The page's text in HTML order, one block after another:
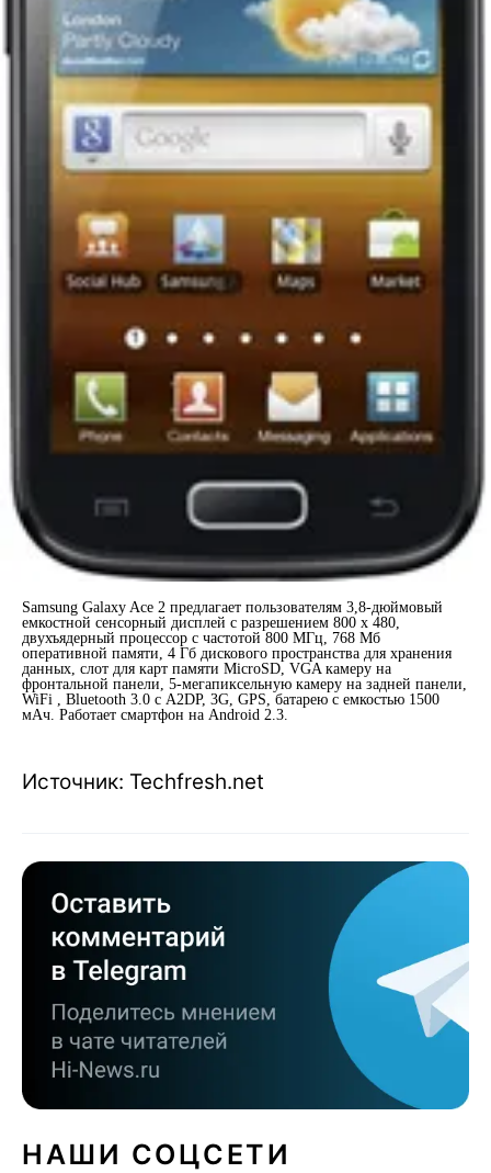
Samsung Galaxy Ace 2 предлагает пользователям 3,8-дюймовый
емкостной сенсорный дисплей с разрешением 800 х 480,
двухъядерный процессор с частотой 800 МГц, 768 Мб
оперативной памяти, 4 Гб дискового пространства для хранения
данных, слот для карт памяти MicroSD, VGA камеру на
фронтальной панели, 5-мегапиксельную камеру на задней панели,
WiFi , Bluetooth 3.0 с A2DP, 3G, GPS, батарею с емкостью 1500
мАч. Работает смартфон на Android 2.3.
Источник: Techfresh.net
НАШИ СОЦСЕТИ